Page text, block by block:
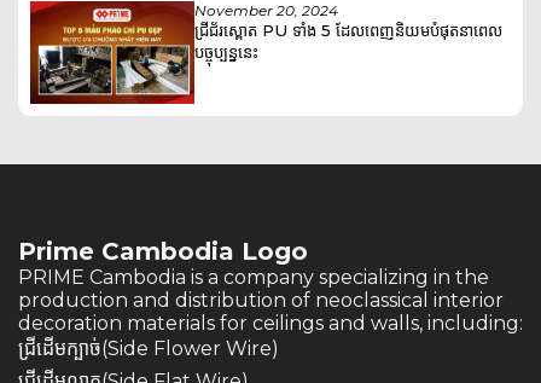
November 20, 2024
ជ្រីជ័រស្ពោត PU ទាំង 5 ដែលពេញនិយមបំផុតនាពេល
បច្ចុប្បន្ននេះ
Prime Cambodia Logo
PRIME Cambodia is a company specializing in the
production and distribution of neoclassical interior
decoration materials for ceilings and walls, including:
ជ្រីដើមក្បាច់(Side Flower Wire)